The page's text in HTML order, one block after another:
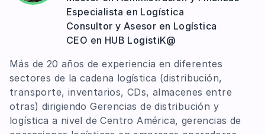
Especialista en Logística
Consultor y Asesor en Logística
CEO en HUB LogistiK@
Más de 20 años de experiencia en diferentes
sectores de la cadena logística (distribución,
transporte, inventarios, CDs, almacenes entre
otras) dirigiendo Gerencias de distribución y
logística a nivel de Centro América, gerencias de